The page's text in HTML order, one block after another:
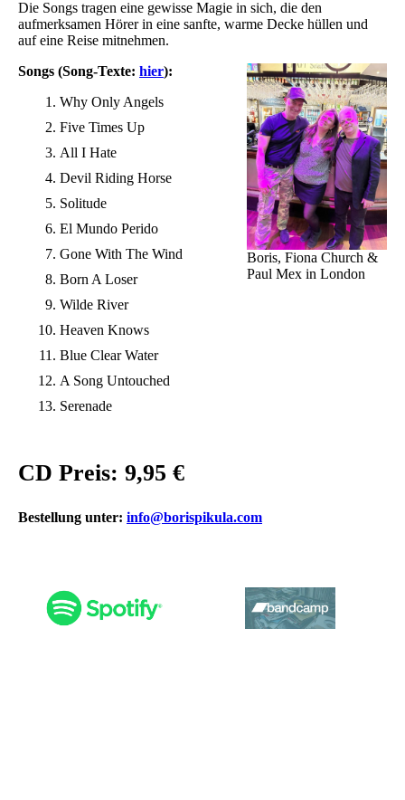
Die Songs tragen eine gewisse Magie in sich, die den
aufmerksamen Hörer in eine sanfte, warme Decke hüllen und
auf eine Reise mitnehmen.
Boris, Fiona Church &
Paul Mex in London
Songs (Song-Texte: hier):
Why Only Angels
Five Times Up
All I Hate
Devil Riding Horse
Solitude
El Mundo Perido
Gone With The Wind
Born A Loser
Wilde River
Heaven Knows
Blue Clear Water
A Song Untouched
Serenade
CD Preis: 9,95 €
Bestellung unter: info@borispikula.com